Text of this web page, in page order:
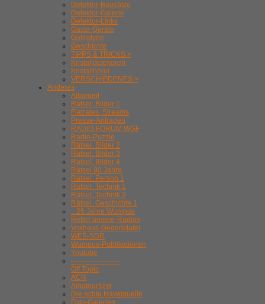
Detektor-Bausätze
Detektor-Galerie
Detektor-Links
Gäste-Geräte
Gollodyne
Geschichte
TIPPS & TRICKS >
Kristalldetekoren
Kristallhörer
VERSCHIEDENES >
Anderes
Altamont
Rätsel. Bilder 1
Flatrates, Streams
Presse-Anfragen
RADIO-FORUM WGF
Radio-Puzzle
Rätsel. Bilder 2
Rätsel. Bilder 3
Rätsel. Bilder 4
Rätsel 90 Jahre
Rätsel. Person 1
Rätsel. Technik 1
Rätsel. Technik 2
Rätsel. Geschichte 1
.. 25 Jahre Wumpus
Rettet-unsere-Radios
Voxhaus-Gedenktafel
WEB-SDR
Wumpus-Publikationen
Youtube
---------------------
Off Topic
ACR
Amateurfunk
Die echte Havelquelle
Foto-Galerien